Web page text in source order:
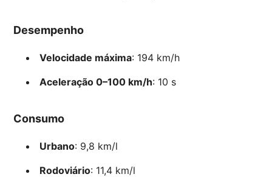
Desempenho
Velocidade máxima: 194 km/h
Aceleração 0–100 km/h: 10 s
Consumo
Urbano: 9,8 km/l
Rodoviário: 11,4 km/l